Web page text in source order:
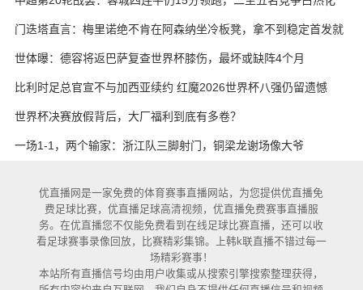
门迭塔直言：梅里诺绝不肯在阿森纳坐冷板凳，拿不到稳定首发就
考虑另寻出路
世体曝：德容将返巴萨复查世界杯膝伤，最坏或缺阵4个月
比利时足总官宣不与加西亚续约 红魔2026世界杯八强仍留遗憾
世界杯决赛放假背后，大厂福利到底有多卷？
一场1-1，两个输家：浙江队三脚射门，铜梁龙谢场像大爷
优直播网是一家免费的体育赛事直播网站，为您提供优直播免
费足球比赛，优直播足球高清视频，优直播免费赛事直播服
务。在优直播您不仅能免费看到在线足球比赛直播，还可以收
看足球赛事录像回放，比赛精彩集锦。上韩k联直播不错过每一
场精彩赛事！
本站所有直播信号均由用户收集或从搜索引擎搜索整理获得，